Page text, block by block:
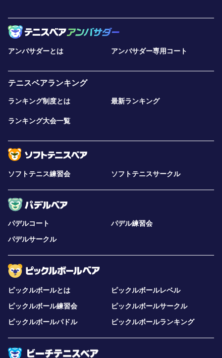
アンバサダーとは アンバサダー専用コート
テニスベアランキング
ランキング制度とは 最新ランキング
ランキング大会一覧
ソフトテニス練習会 ソフトテニスサークル
パデルコート
パデル練習会
パデルサークル
ピックルボールとは
ピックルボールレベル
ピックルボール練習会
ピックルボールサークル
ピックルボールパドル
ピックルボールランキング